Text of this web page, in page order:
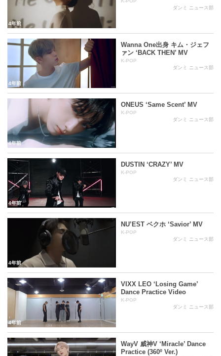
4年前
ダンミ ニュース部
4年前
Wanna One出身 キム・ジェフ
ァン ‘BACK THEN’ MV
K-POP
ダンミ ニュース部
4年前
ONEUS ‘Same Scent’ MV
K-POP
ダンミ ニュース部
4年前
DUSTIN ‘CRAZY’ MV
K-POP
ダンミ ニュース部
4年前
NU’EST ベクホ ‘Savior’ MV
K-POP
ダンミ ニュース部
4年前
VIXX LEO ‘Losing Game’
Dance Practice Video
K-POP
ダンミ ニュース部
WayV 威神V ‘Miracle’ Dance
Practice (360º Ver.)